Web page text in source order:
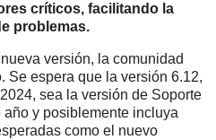
críticos, facilitando la
problemas.
versión, la comunidad
Se espera que la versión 6.12,
sea la versión de Soporte
y posiblemente incluya
como el nuevo